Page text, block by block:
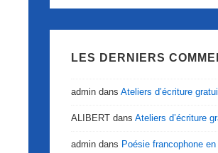
LES DERNIERS
admin dansAteliers d’écriture
ALIBERT dansAteliers d’écriture
admin dans Poésie francophone